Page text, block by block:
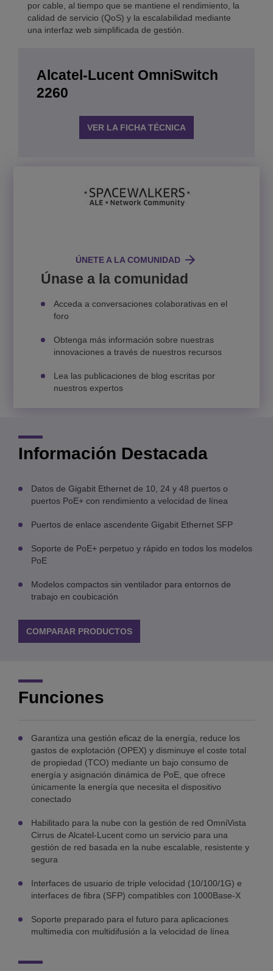
por cable, al tiempo que se mantiene el rendimiento, la
calidad de servicio (QoS) y la escalabilidad mediante
una interfaz web simplificada de gestión.
Alcatel-Lucent OmniSwitch
2260
VER LA FICHA TÉCNICA
ÚNETE A LA COMUNIDAD
Únase a la comunidad
Acceda a conversaciones colaborativas en el
foro
Obtenga más información sobre nuestras
innovaciones a través de nuestros recursos
Lea las publicaciones de blog escritas por
nuestros expertos
Información Destacada
Datos de Gigabit Ethernet de 10, 24 y 48 puertos o
puertos PoE+ con rendimiento a velocidad de línea
Puertos de enlace ascendente Gigabit Ethernet SFP
Soporte de PoE+ perpetuo y rápido en todos los modelos
PoE
Modelos compactos sin ventilador para entornos de
trabajo en coubicación
COMPARAR PRODUCTOS
Funciones
Garantiza una gestión eficaz de la energía, reduce los
gastos de explotación (OPEX) y disminuye el coste total
de propiedad (TCO) mediante un bajo consumo de
energía y asignación dinámica de PoE, que ofrece
únicamente la energía que necesita el dispositivo
conectado
Habilitado para la nube con la gestión de red OmniVista
Cirrus de Alcatel-Lucent como un servicio para una
gestión de red basada en la nube escalable, resistente y
segura
Interfaces de usuario de triple velocidad (10/100/1G) e
interfaces de fibra (SFP) compatibles con 1000Base-X
Soporte preparado para el futuro para aplicaciones
multimedia con multidifusión a la velocidad de línea